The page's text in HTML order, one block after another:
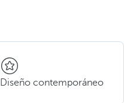
Diseño contemporáneo